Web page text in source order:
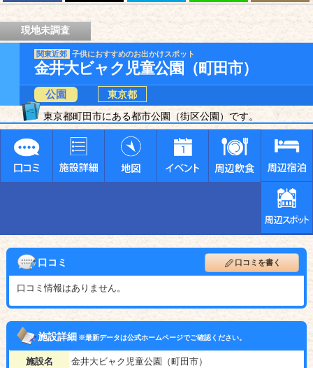
現地未調査
関東近郊 子供におすすめのお出かけスポット
金井大ビャク児童公園（町田市）
公園
東京都
東京都町田市にある都市公園（街区公園）です。
口コミ 口コミを書く
口コミ情報はありません。
施設詳細※最新データは公式ホームページでご確認ください。
施設名 金井大ビャク児童公園（町田市）